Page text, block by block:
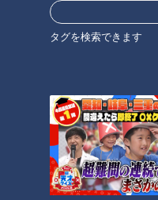
タグを検索できます
CBCテレビ：画像 『チャント！』